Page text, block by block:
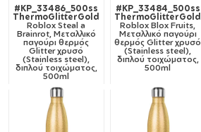
#KP_33486_500ss
ThermoGlitterGold
Roblox Steal a
Brainrot, Μεταλλικό
παγούρι θερμός
Glitter χρυσό
(Stainless steel),
διπλού τοιχώματος,
500ml
#KP_33484_500ss
ThermoGlitterGold
Roblox Blox Fruits,
Μεταλλικό παγούρι
θερμός Glitter χρυσό
(Stainless steel),
διπλού τοιχώματος,
500ml